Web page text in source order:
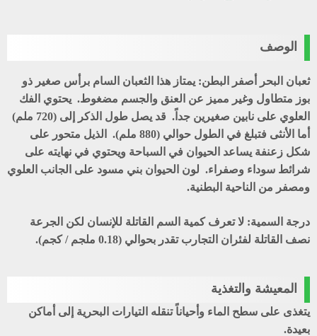
الوصف
ثعبان البحر أصفر البطن: يمتاز هذا الثعبان السام برأس صغير ذو
بوز متطاول وغير مميز عن العنق والجسم مضغوط. يحتوي الفك
العلوي على نابين صغيرين جداً. قد يصل طول الذكر إلى (720 ملم)
أما الأنثى فتبلغ في الطول حوالي (880 ملم). الذيل متحور على
شكل زعنفة يساعد الحيوان في السباحة ويحتوي في نهايته على
شرائط سوداء وصفراء. لون الحيوان بني مسود على الجانب العلوي
ومصفر من الناحية البطنية.
درجة السمية: لا تعرف كمية السم القاتلة للإنسان لكن الجرعة
نصف القاتلة لفئران التجارب تقدر بحوالي (0.18 ملجم / كجم).
المعيشة والتغذية
يتغذى على سطح الماء وأحياناً تنقله التيارات البحرية إلى أماكن
بعيدة.